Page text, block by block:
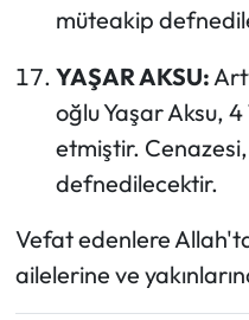
müteakip
YAŞAR AKSU:
oğlu Yaşar Aksu,
etmiştir.
defnedilecektir.
Vefat edenlere
ailelerine ve